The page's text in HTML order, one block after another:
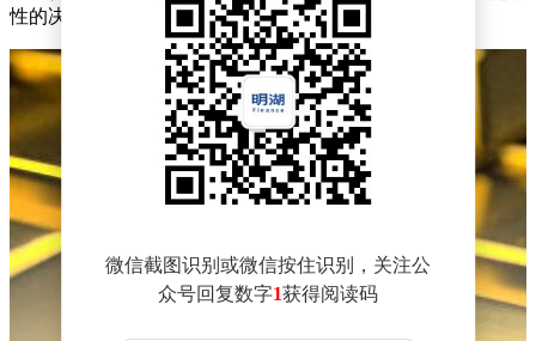
性的决策，尤其是在未来可能换车的情况下。
微信截图识别或微信按住识别，关注公
众号回复数字1获得阅读码